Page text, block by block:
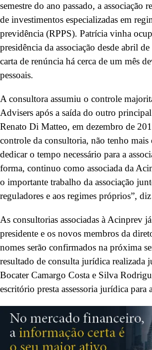
semestre do ano passado, a associação
de investimentos especializadas em
previdência (RPPS). Patrícia vinha
presidência da associação desde abril
carta de renúncia há cerca de um mês
pessoais.
A consultora assumiu o controle
Advisers após a saída do outro
Renato Di Matteo, em dezembro de
controle da consultoria, não tenho mais
dedicar o tempo necessário para a
forma, continuo como associada da
o importante trabalho da associação
reguladores e aos regimes próprios”,
As consultorias associadas à Acinprev
presidente e os novos membros da
nomes serão confirmados na próxima
resultado de consulta jurídica realizada
Bocater Camargo Costa e Silva
escritório presta assessoria jurídica para